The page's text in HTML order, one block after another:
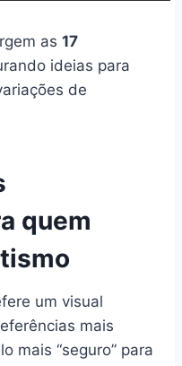
as 17
ideias para
de
quem
um visual
mais
mais “seguro” para